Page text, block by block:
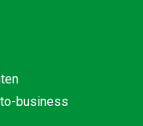
business